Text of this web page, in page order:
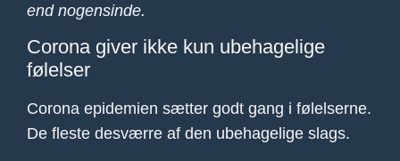
end nogensinde.
Corona giver ikke kun ubehagelige
følelser
Corona epidemien sætter godt gang i følelserne.
De fleste desværre af den ubehagelige slags.